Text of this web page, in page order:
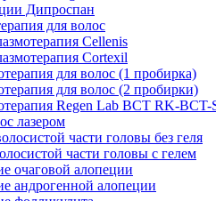
Дипроспан
для волос
Cellenis
Cortexil
для волос (1 пробирка)
для волос (2 пробирки)
Regen Lab BCT RK-BCT-
лазером
части головы без геля
части головы с гелем
очаговой алопеции
андрогенной алопеции